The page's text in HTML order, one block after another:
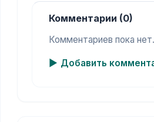
Комментарии (0)
Комментариев пока нет.
Добавить